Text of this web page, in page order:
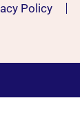
Policy